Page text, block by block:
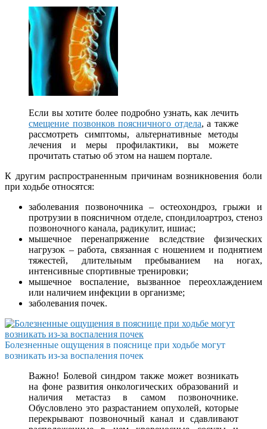
Если вы хотите более подробно узнать, как лечить
смещение позвонков поясничного отдела, а также
рассмотреть симптомы, альтернативные методы
лечения и меры профилактики, вы можете
прочитать статью об этом на нашем портале.
К другим распространенным причинам возникновения боли
при ходьбе относятся:
заболевания позвоночника – остеохондроз, грыжи и
протрузии в поясничном отделе, спондилоартроз, стеноз
позвоночного канала, радикулит, ишиас;
мышечное перенапряжение вследствие физических
нагрузок – работа, связанная с ношением и поднятием
тяжестей, длительным пребыванием на ногах,
интенсивные спортивные тренировки;
мышечное воспаление, вызванное переохлаждением
или наличием инфекции в организме;
заболевания почек.
Болезненные ощущения в пояснице при ходьбе могут
возникать из-за воспаления почек
Важно! Болевой синдром также может возникать
на фоне развития онкологических образований и
наличия метастаз в самом позвоночнике.
Обусловлено это разрастанием опухолей, которые
перекрывают позвоночный канал и сдавливают